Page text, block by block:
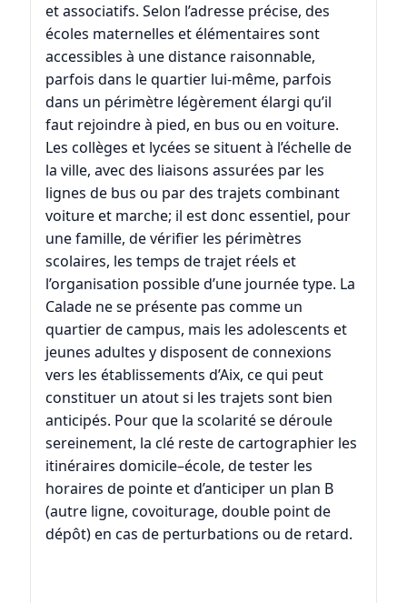
et associatifs. Selon l’adresse précise, des
écoles maternelles et élémentaires sont
accessibles à une distance raisonnable,
parfois dans le quartier lui-même, parfois
dans un périmètre légèrement élargi qu’il
faut rejoindre à pied, en bus ou en voiture.
Les collèges et lycées se situent à l’échelle de
la ville, avec des liaisons assurées par les
lignes de bus ou par des trajets combinant
voiture et marche; il est donc essentiel, pour
une famille, de vérifier les périmètres
scolaires, les temps de trajet réels et
l’organisation possible d’une journée type. La
Calade ne se présente pas comme un
quartier de campus, mais les adolescents et
jeunes adultes y disposent de connexions
vers les établissements d’Aix, ce qui peut
constituer un atout si les trajets sont bien
anticipés. Pour que la scolarité se déroule
sereinement, la clé reste de cartographier les
itinéraires domicile–école, de tester les
horaires de pointe et d’anticiper un plan B
(autre ligne, covoiturage, double point de
dépôt) en cas de perturbations ou de retard.